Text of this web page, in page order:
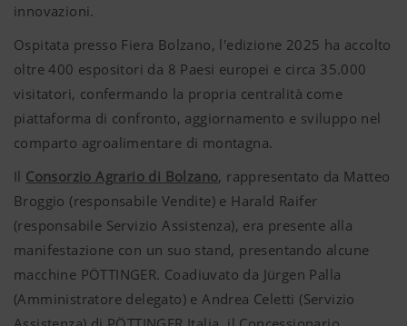
innovazioni.
Ospitata presso Fiera Bolzano, l'edizione 2025 ha accolto
oltre 400 espositori da 8 Paesi europei e circa 35.000
visitatori, confermando la propria centralità come
piattaforma di confronto, aggiornamento e sviluppo nel
comparto agroalimentare di montagna.
Il Consorzio Agrario di Bolzano, rappresentato da Matteo
Broggio (responsabile Vendite) e Harald Raifer
(responsabile Servizio Assistenza), era presente alla
manifestazione con un suo stand, presentando alcune
macchine PÖTTINGER. Coadiuvato da Jürgen Palla
(Amministratore delegato) e Andrea Celetti (Servizio